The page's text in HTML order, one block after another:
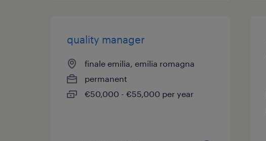
quality manager
finale emilia, emilia romagna
permanent
€50,000 - €55,000 per year